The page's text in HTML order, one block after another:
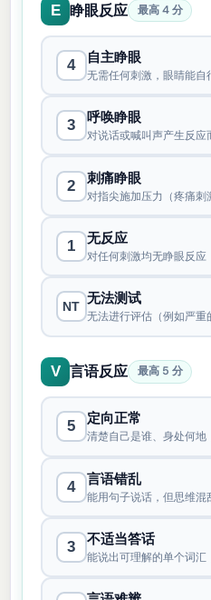
E 睁眼反应 最高 4 分
4 自主睁眼
无需任何刺激，眼睛能自
3 呼唤睁眼
对说话或喊叫声产生反应
2 刺痛睁眼
对指尖施加压力（疼痛刺
1 无反应
对任何刺激均无睁眼反应
NT 无法测试
无法进行评估（例如严重
V 言语反应 最高 5 分
5 定向正常
清楚自己是谁、身处何
4 言语错乱
能用句子说话，但思维混
3 不适当答话
能说出可理解的单个词汇